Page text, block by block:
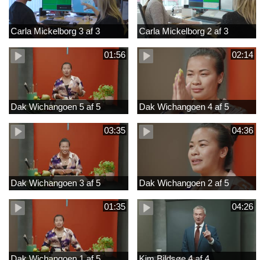
Carla Mickelborg 3 af 3 Carla Mickelborg 2 af 3
01:56
Dak Wichangoen 5 af 5
02:14
Dak Wichangoen 4 af 5
03:35
Dak Wichangoen 3 af 5
04:36
Dak Wichangoen 2 af 5
01:35 04:26